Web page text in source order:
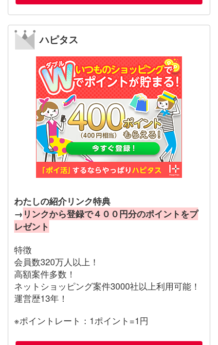
ハピタス
わたしの紹介リンク特典
→ リンクから登録で４００円分のポイントをプ
レゼント
特徴
会員数320万人以上！
高額案件多数！
ネットショッピング案件3000社以上利用可能！
運営歴13年！
※ポイントレート：1ポイント=1円